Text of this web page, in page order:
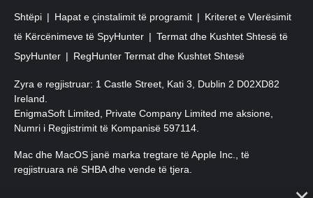
Shtëpi Hapat e çinstalimit të programit
Kriteret e Vlerësimit
të Kërcënimeve të SpyHunter
Termat dhe Kushtet Shtesë të
SpyHunter
RegHunter Termat dhe Kushtet Shtesë
Zyra e regjistruar: 1 Castle Street, Kati 3, Dublin 2 D02XD82
Ireland.
EnigmaSoft Limited, Private Company Limited me aksione,
Numri i Regjistrimit të Kompanisë 597114.
Mac dhe MacOS janë marka tregtare të Apple Inc., të
regjistruara në SHBA dhe vende të tjera.